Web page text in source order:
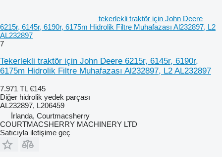
tekerlekli traktör için John Deere
6215r, 6145r, 6190r, 6175m Hidrolik Filtre Muhafazası Al232897, L2
AL232897
7
Tekerlekli traktör için John Deere 6215r, 6145r, 6190r,
6175m Hidrolik Filtre Muhafazası Al232897, L2 AL232897
7.971 TL €145
Diğer hidrolik yedek parçası
AL232897, L206459
İrlanda, Courtmacsherry
COURTMACSHERRY MACHINERY LTD
Satıcıyla iletişime geç